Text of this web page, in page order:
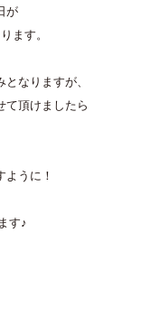
が
ます。
なりますが、
て頂けましたら
ように！
す♪